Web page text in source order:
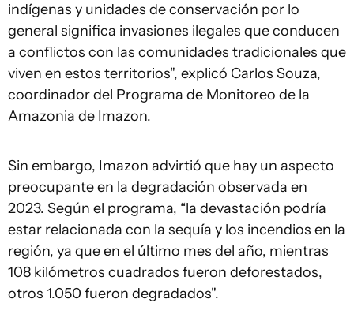
indígenas y unidades de conservación por lo
general significa invasiones ilegales que conducen
a conflictos con las comunidades tradicionales que
viven en estos territorios", explicó Carlos Souza,
coordinador del Programa de Monitoreo de la
Amazonia de Imazon.
Sin embargo, Imazon advirtió que hay un aspecto
preocupante en la degradación observada en
2023. Según el programa, “la devastación podría
estar relacionada con la sequía y los incendios en la
región, ya que en el último mes del año, mientras
108 kilómetros cuadrados fueron deforestados,
otros 1.050 fueron degradados".